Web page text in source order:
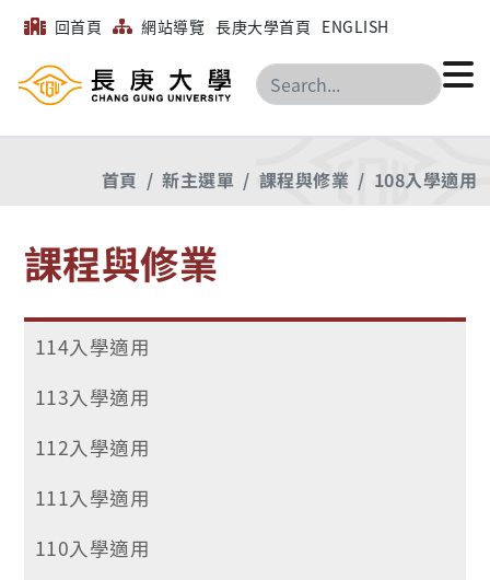
回首頁 網站導覽 長庚大學首頁 ENGLISH
搜尋
首頁 新主選單 課程與修業 108入學適用
課程與修業
114入學適用
113入學適用
112入學適用
111入學適用
110入學適用